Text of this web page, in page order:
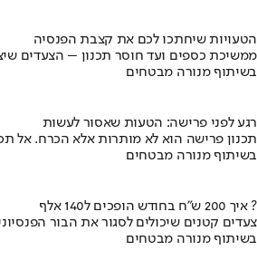
הטעויות שיחתכו לכם את קצבת הפנסיה
ממשיכת כספים ועד חוסר תכנון – הצעדים
בשיתוף מנורה מבטחים
רגע לפני פרישה: הטעות שאסור לעשות
תכנון פרישה הוא לא מותרות אלא הכרח. אל
בשיתוף מנורה מבטחים
איך 200 ש"ח בחודש הופכים ל140 אלף ?
צעדים קטנים שיכולים לסגור את הבור
בשיתוף מנורה מבטחים